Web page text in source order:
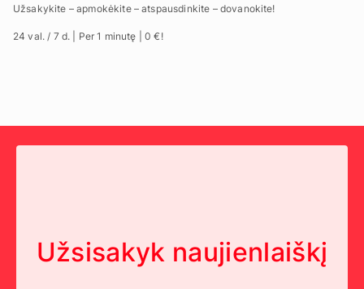
Užsakykite – apmokėkite – atspausdinkite – dovanokite!
24 val. / 7 d. | Per 1 minutę | 0 €!
Užsisakyk naujienlaiškį